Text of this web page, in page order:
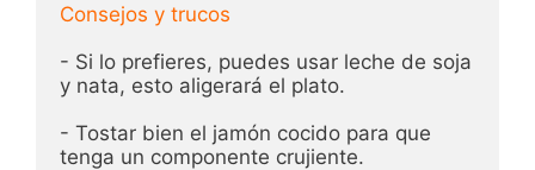
Consejos y trucos
- Si lo prefieres, puedes usar leche de soja
y nata, esto aligerará el plato.
- Tostar bien el jamón cocido para que
tenga un componente crujiente.